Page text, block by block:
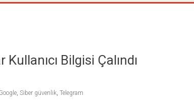
Bilgisi Çalındı
, Siber güvenlik, Telegram